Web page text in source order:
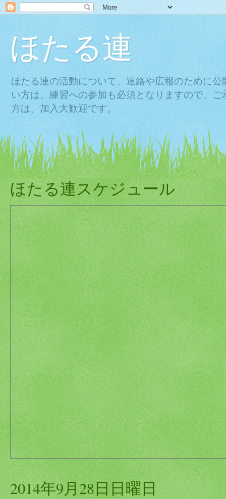
ほたる連
ほたる連の活動について、連絡や広報のために
い方は、練習への参加も必須となりますので、
方は、加入大歓迎です。
ほたる連スケジュール
2014年9月28日日曜日